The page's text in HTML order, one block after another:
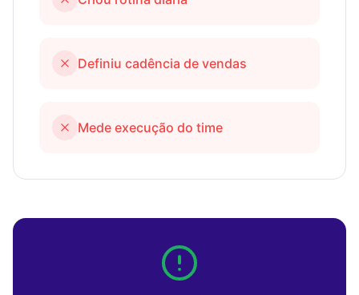
Definiu cadência de vendas
Mede execução do time